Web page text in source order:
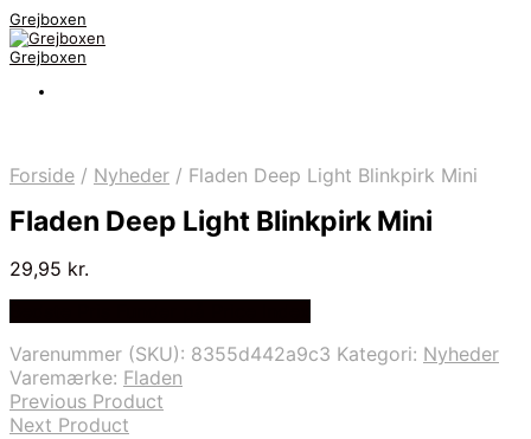
Grejboxen
Grejboxen
Forside / Nyheder / Fladen Deep Light Blinkpirk Mini
Fladen Deep Light Blinkpirk Mini
29,95 kr.
Varenummer (SKU): 8355d442a9c3 Kategori: Nyheder
Varemærke: Fladen
Previous Product
Next Product